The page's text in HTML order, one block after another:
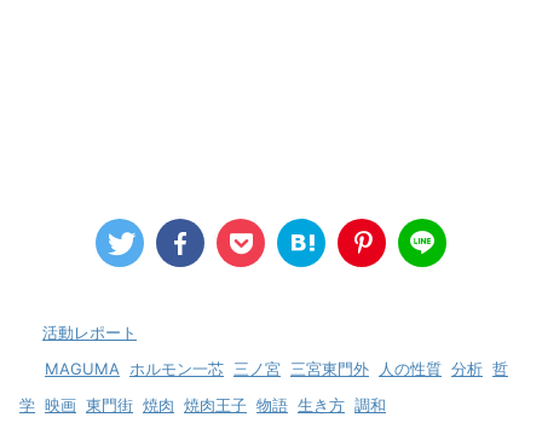
活動レポート
MAGUMA ホルモン一芯 三ノ宮 三宮東門外 人の性質 分析 哲
学 映画 東門街 焼肉 焼肉王子 物語 生き方 調和